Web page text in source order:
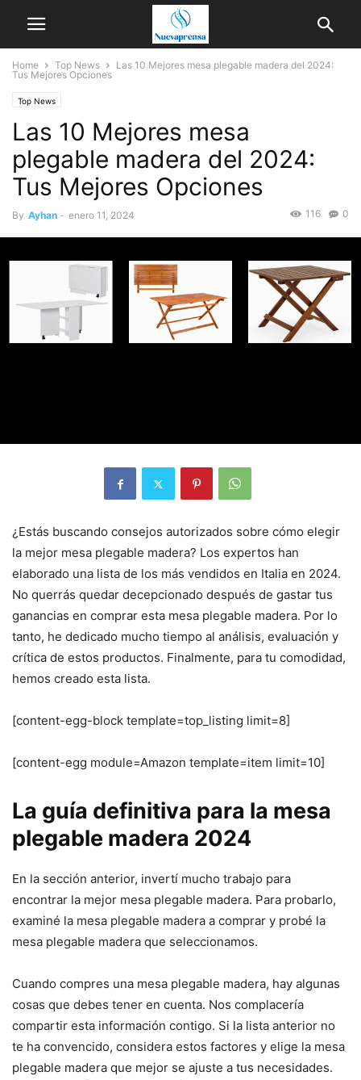
Home Top News
Las 10 Mejores mesa plegable madera del 2024:
Tus Mejores Opciones
Top News
Las 10 Mejores mesa
plegable madera del 2024:
Tus Mejores Opciones
By Ayhan - enero 11, 2024 0
116
¿Estás buscando consejos autorizados sobre cómo elegir
la mejor mesa plegable madera? Los expertos han
elaborado una lista de los más vendidos en Italia en 2024.
No querrás quedar decepcionado después de gastar tus
ganancias en comprar esta mesa plegable madera. Por lo
tanto, he dedicado mucho tiempo al análisis, evaluación y
crítica de estos productos. Finalmente, para tu comodidad,
hemos creado esta lista.
[content-egg-block template=top_listing limit=8]
[content-egg module=Amazon template=item limit=10]
La guía definitiva para la mesa
plegable madera 2024
En la sección anterior, invertí mucho trabajo para
encontrar la mejor mesa plegable madera. Para probarlo,
examiné la mesa plegable madera a comprar y probé la
mesa plegable madera que seleccionamos.
Cuando compres una mesa plegable madera, hay algunas
cosas que debes tener en cuenta. Nos complacería
compartir esta información contigo. Si la lista anterior no
te ha convencido, considera estos factores y elige la mesa
plegable madera que mejor se ajuste a tus necesidades.